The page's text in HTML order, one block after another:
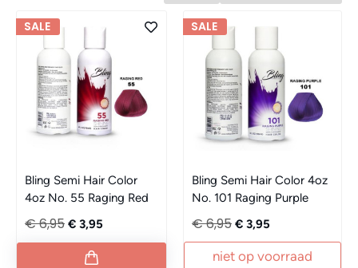
SALE
Bling Semi Hair Color
4oz No. 55 Raging Red
€ 6,95 € 3,95
SALE
Bling Semi Hair Color 4oz
No. 101 Raging Purple
€ 6,95 € 3,95
niet op voorraad